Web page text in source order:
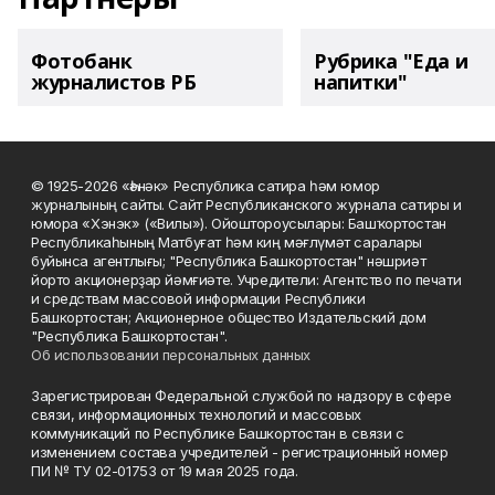
Фотобанк
журналистов РБ
Рубрика "Еда и
напитки"
© 1925-2026 «Һәнәк» Республика сатира һәм юмор
журналының сайты. Сайт Республиканского журнала сатиры и
юмора «Хэнэк» («Вилы»). Ойоштороусылары: Башҡортостан
Республикаһының Матбуғат һәм киң мәғлүмәт саралары
буйынса агентлығы; "Республика Башкортостан" нәшриәт
йорто акционерҙар йәмғиәте. Учредители: Агентство по печати
и средствам массовой информации Республики
Башкортостан; Акционерное общество Издательский дом
"Республика Башкортостан".
Об использовании персональных данных
Зарегистрирован Федеральной службой по надзору в сфере
связи, информационных технологий и массовых
коммуникаций по Республике Башкортостан в связи с
изменением состава учредителей - регистрационный номер
ПИ № ТУ 02-01753 от 19 мая 2025 года.